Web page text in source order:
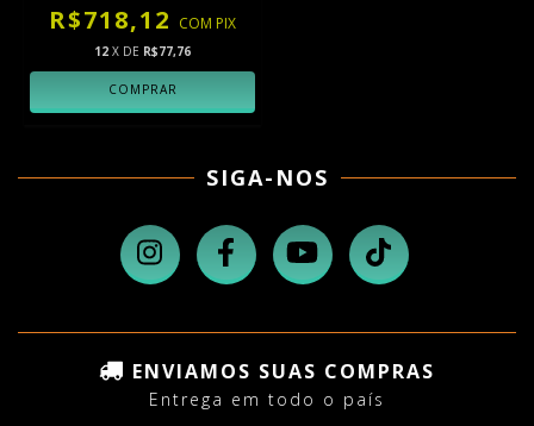
R$718,12 COM PIX
12 X DE R$77,76
SIGA-NOS
ENVIAMOS SUAS COMPRAS
Entrega em todo o país